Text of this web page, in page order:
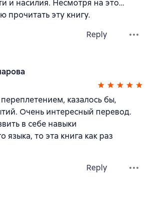
и насилия. Несмотря на это…
прочитать эту книгу.
Reply
казалось бы,
Очень интересный перевод.
в себе навыки
языка, то эта книга как раз
Reply